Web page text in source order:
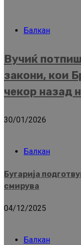
Балкан
Вучиќ
закони, кои
чекор назад
30/01/2026
Балкан
Бугарија
смирува
04/12/2025
Балкан